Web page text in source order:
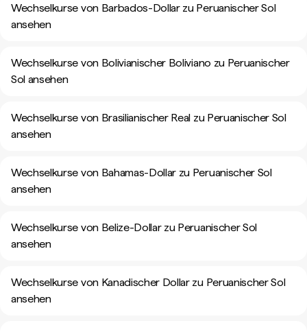
Wechselkurse von Barbados-Dollar zu Peruanischer Sol
ansehen
Wechselkurse von Bolivianischer Boliviano zu Peruanischer
Sol ansehen
Wechselkurse von Brasilianischer Real zu Peruanischer Sol
ansehen
Wechselkurse von Bahamas-Dollar zu Peruanischer Sol
ansehen
Wechselkurse von Belize-Dollar zu Peruanischer Sol
ansehen
Wechselkurse von Kanadischer Dollar zu Peruanischer Sol
ansehen